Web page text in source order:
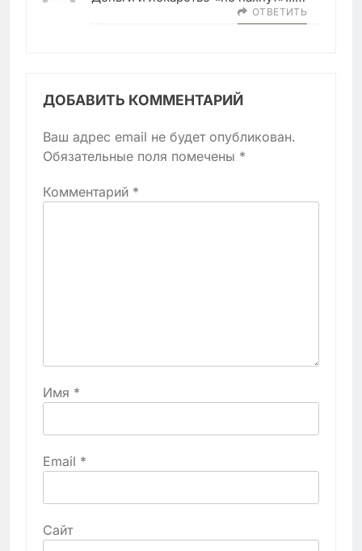
ОТВЕТИТЬ
ДОБАВИТЬ КОММЕНТАРИЙ
Ваш адрес email не будет опубликован.
Обязательные поля помечены *
Комментарий *
Имя *
Email *
Сайт